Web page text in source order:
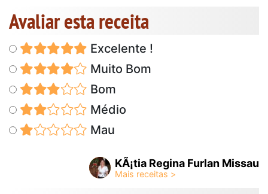
Avaliar esta receita
Excelente !
Muito Bom
Bom
Médio
Mau
KÃ¡tia Regina Furlan Missau